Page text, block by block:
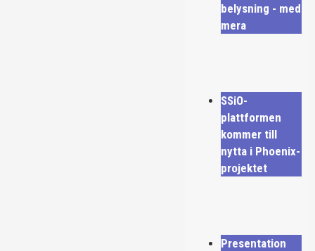
belysning - med
mera
SSiO-
plattformen
kommer till
nytta i Phoenix-
projektet
Presentation